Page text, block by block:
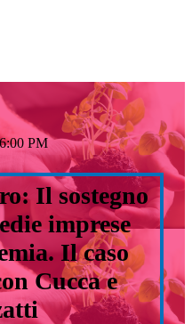
PM
Il sostegno
imprese
Il caso
Cucca e